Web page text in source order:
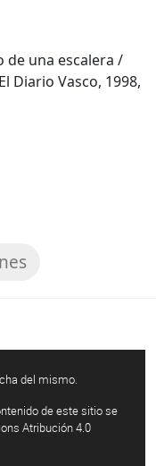
de una escalera /
Diario Vasco, 1998,
del mismo.
de este sitio se
Atribución 4.0